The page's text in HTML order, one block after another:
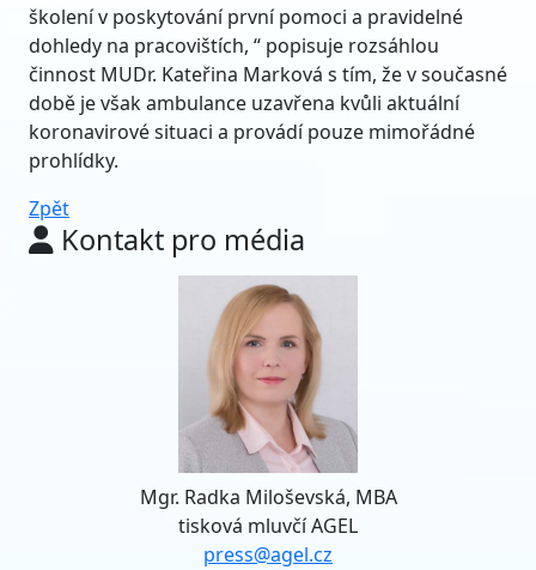
školení v poskytování první pomoci a pravidelné
dohledy na pracovištích, “ popisuje rozsáhlou
činnost MUDr. Kateřina Marková s tím, že v současné
době je však ambulance uzavřena kvůli aktuální
koronavirové situaci a provádí pouze mimořádné
prohlídky.
Zpět
Kontakt pro média
Mgr. Radka Miloševská, MBA
tisková mluvčí AGEL
press@agel.cz